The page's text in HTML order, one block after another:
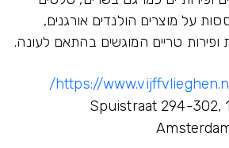
על מוצרים הולנדים אורגנים,
ופירות טריים המוגשים בהתאם לעונה.
https://
Spuistraat 294-302,